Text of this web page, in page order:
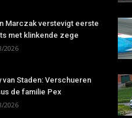
Marczak verstevigt eerste
met klinkende zege
2026
van Staden: Verschueren
de familie Pex
2026